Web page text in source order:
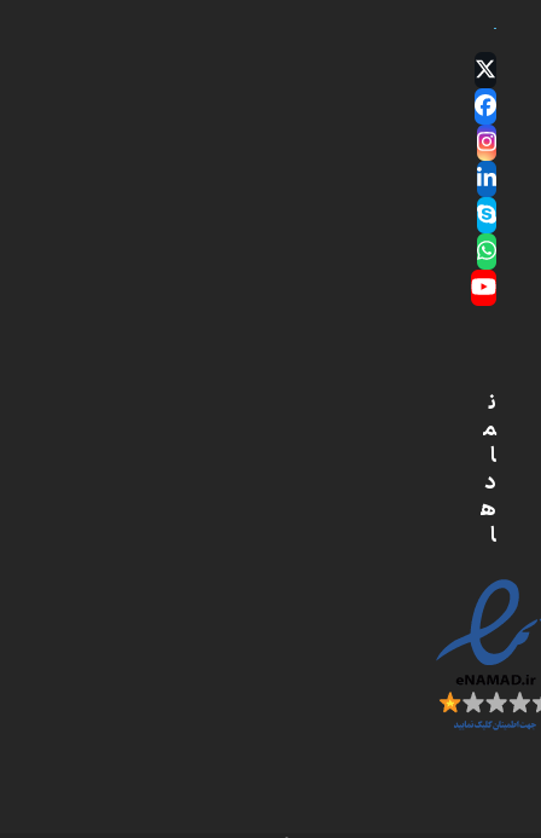
Twitter
(deprecated)
Facebook
Instagram
LinkedIn
Skype
Whatsapp
YouTube
ن
م
ا
د
ه
ا